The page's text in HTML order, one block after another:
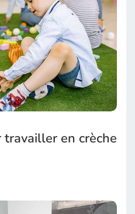
travailler en crèche